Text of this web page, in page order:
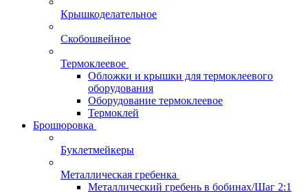
Крышкоделательное
Скобошвейное
Термоклеевое
Обложки и крышки для термоклеевого
оборудования
Оборудование термоклеевое
Термоклей
Брошюровка
Буклетмейкеры
Металлическая гребенка
Металлический гребень в бобинах/Шаг 2:1